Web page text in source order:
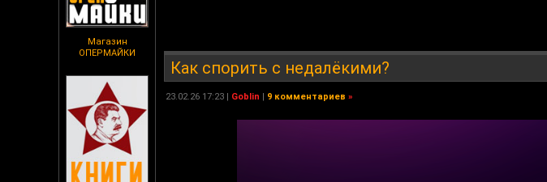
Магазин
ОПЕРМАЙКИ
Как спорить с недалёкими?
23.02.26 17:23 | Goblin | 9 комментариев »